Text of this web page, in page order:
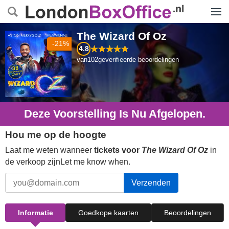
-21%
The Wizard Of Oz
4.8
van102geverifieerde beoordelingen
Deze Voorstelling Is Nu Afgelopen.
Hou me op de hoogte
Laat me weten wanneer tickets voor The Wizard Of Oz in
de verkoop zijnLet me know when.
Verzenden
Informatie Goedkope kaarten Beoordelingen